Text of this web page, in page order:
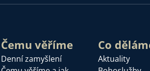
Čemu věříme
Denní zamyšlení
Co
Aktuality